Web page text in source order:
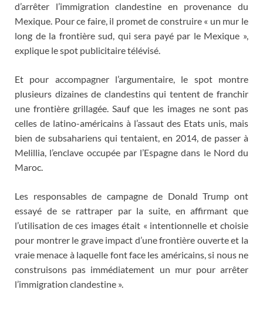
d’arrêter l’immigration clandestine en provenance du
Mexique. Pour ce faire, il promet de construire « un mur le
long de la frontière sud, qui sera payé par le Mexique »,
explique le spot publicitaire télévisé.
Et pour accompagner l’argumentaire, le spot montre
plusieurs dizaines de clandestins qui tentent de franchir
une frontière grillagée. Sauf que les images ne sont pas
celles de latino-américains à l’assaut des Etats unis, mais
bien de subsahariens qui tentaient, en 2014, de passer à
Melillia, l’enclave occupée par l’Espagne dans le Nord du
Maroc.
Les responsables de campagne de Donald Trump ont
essayé de se rattraper par la suite, en affirmant que
l’utilisation de ces images était « intentionnelle et choisie
pour montrer le grave impact d’une frontière ouverte et la
vraie menace à laquelle font face les américains, si nous ne
construisons pas immédiatement un mur pour arrêter
l’immigration clandestine ».